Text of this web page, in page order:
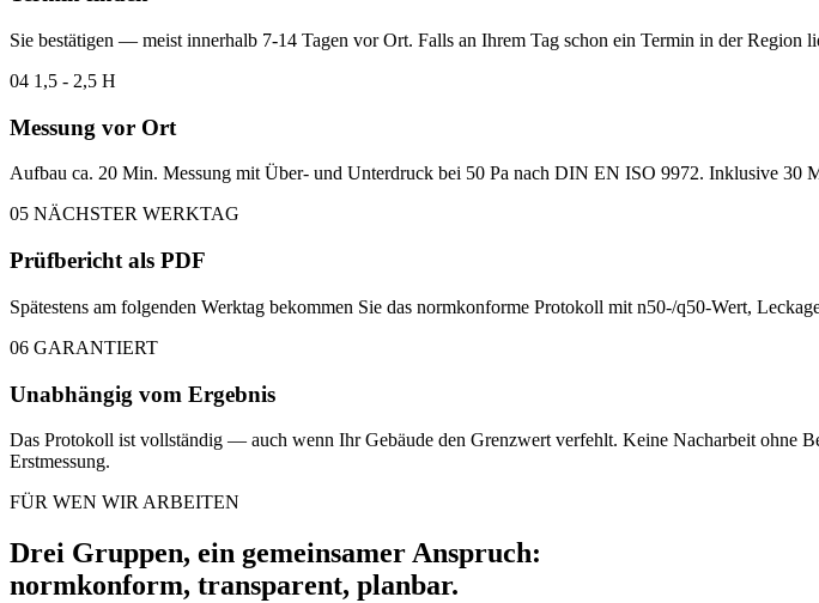
Sie bestätigen — meist innerhalb 7-14 Tagen vor Ort. Falls an Ihrem Tag schon ein Termin in der Region
04 1,5 - 2,5 H
Messung vor Ort
Aufbau ca. 20 Min. Messung mit Über- und Unterdruck bei 50 Pa nach DIN EN ISO 9972. Inklusive 30
05 NÄCHSTER WERKTAG
Prüfbericht als PDF
Spätestens am folgenden Werktag bekommen Sie das normkonforme Protokoll mit n50-/q50-Wert,
06 GARANTIERT
Unabhängig vom Ergebnis
Das Protokoll ist vollständig — auch wenn Ihr Gebäude den Grenzwert verfehlt. Keine Nacharbeit ohne
Erstmessung.
FÜR WEN WIR ARBEITEN
Drei Gruppen, ein gemeinsamer Anspruch:
normkonform, transparent, planbar.